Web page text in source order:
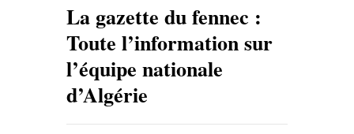
La gazette du fennec :
Toute l’information sur
l’équipe nationale
d’Algérie